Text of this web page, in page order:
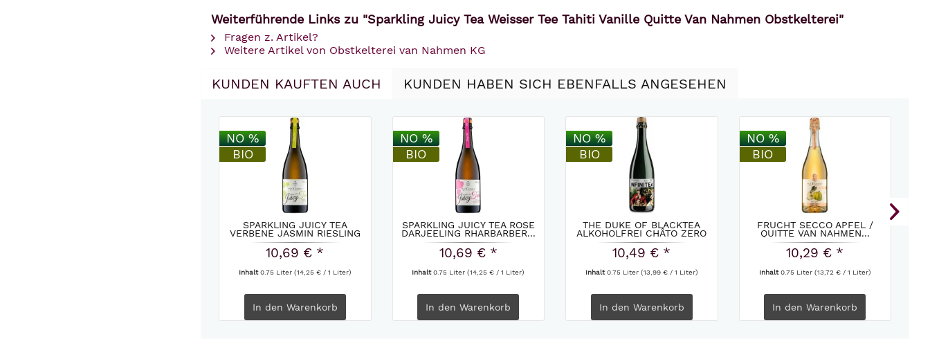
Weiterführende Links zu "Sparkling Juicy Tea Weisser Tee Tahiti Vanille Quitte Van Nahmen Obstkelterei"
Fragen z. Artikel?
Weitere Artikel von Obstkelterei van Nahmen KG
KUNDEN KAUFTEN AUCH KUNDEN HABEN SICH EBENFALLS ANGESEHEN
NO %
BIO
SPARKLING JUICY TEA
VERBENE JASMIN RIESLING
VAN...
10,69 € *
Inhalt0.75 Liter (14,25 € / 1 Liter)
In den Warenkorb
NO %
BIO
SPARKLING JUICY TEA ROSE
DARJEELING RHARBARBER...
10,69 € *
Inhalt0.75 Liter(14,25 € / 1 Liter)
In den Warenkorb
NO %
BIO
THE DUKE OF BLACKTEA
ALKOHOLFREI CHÂTO ZERO
10,49 € *
Inhalt0.75 Liter (13,99 € / 1 Liter)
In den Warenkorb
NO %
BIO
FRUCHT SECCO APFEL /
QUITTE VAN NAHMEN...
10,29 € *
Inhalt0.75 Liter (13,72 € / 1 Liter)
In den Warenkorb